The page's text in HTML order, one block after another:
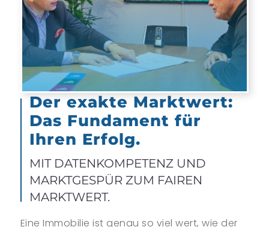
Der exakte Marktwert:
Das Fundament für
Ihren Erfolg.
MIT DATENKOMPETENZ UND
MARKTGESPÜR ZUM FAIREN
MARKTWERT.
Eine Immobilie ist genau so viel wert, wie der